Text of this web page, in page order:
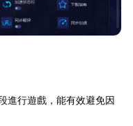
進行遊戲，能有效避免因